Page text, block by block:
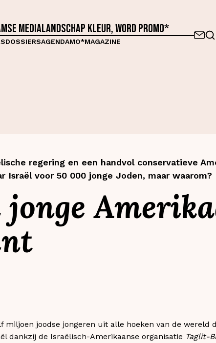
medialandschap kleur, word proMO*
DOSSIERSAGENDAMO*MAGAZINE
regering en een handvol conservatieve
Israël voor 50 000 jonge Joden, maar waarom?
miljoen joodse jongeren uit alle hoeken van de wereld
dankzij de Israëlisch-Amerikaanse organisatie Taglit-